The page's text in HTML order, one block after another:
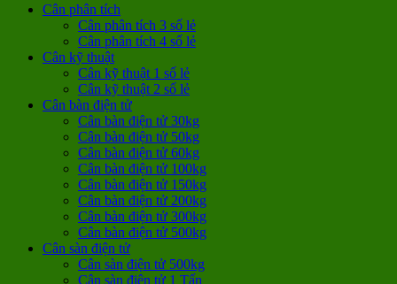
Cân phân tích
Cân phân tích 3 số lẻ
Cân phân tích 4 số lẻ
Cân kỹ thuật
Cân kỹ thuật 1 số lẻ
Cân kỹ thuật 2 số lẻ
Cân bàn điện tử
Cân bàn điện tử 30kg
Cân bàn điện tử 50kg
Cân bàn điện tử 60kg
Cân bàn điện tử 100kg
Cân bàn điện tử 150kg
Cân bàn điện tử 200kg
Cân bàn điện tử 300kg
Cân bàn điện tử 500kg
Cân sàn điện tử
Cân sàn điện tử 500kg
Cân sàn điện tử 1 Tấn